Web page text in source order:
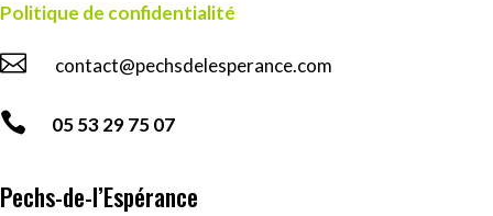
Politique de confidentialité
 contact@pechsdelesperance.com
 05 53 29 75 07
Pechs-de-l’Espérance